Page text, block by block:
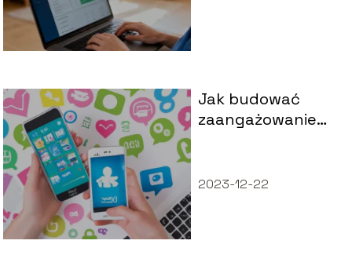
Jak budować
zaangażowanie
społecznościowe
2023-12-22